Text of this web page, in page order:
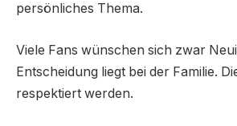
persönliches Thema.
Viele Fans wünschen sich zwar
Entscheidung liegt bei der Familie.
respektiert werden.